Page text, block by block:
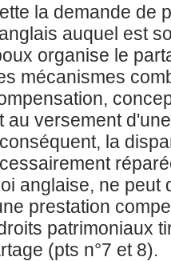
la demande de
auquel est
organise le
mécanismes
au versement
la
anglaise, ne peut
prestation
patrimoniaux
(pts n°7 et 8).